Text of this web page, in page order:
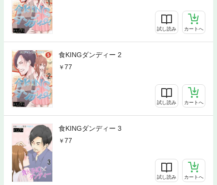
試し読み カートへ
食KINGダンディー 2
77
試し読み カートへ
食KINGダンディー 3
77
試し読み カートへ